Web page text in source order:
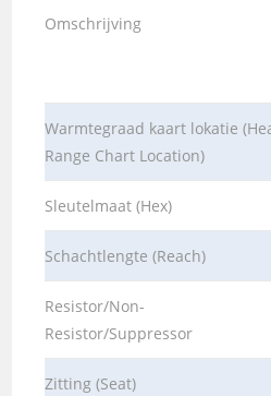
Omschrijving
Warmtegraad kaart lokatie
Range Chart Location)
Sleutelmaat (Hex)
Schachtlengte (Reach)
Resistor/Non-
Resistor/Suppressor
Zitting (Seat)